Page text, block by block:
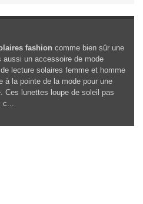
fashion comme bien sûr une
aussi un accessoire de mode
lecture solaires femme et homme
à la pointe de la mode pour une
Ces lunettes loupe de soleil pas
c...